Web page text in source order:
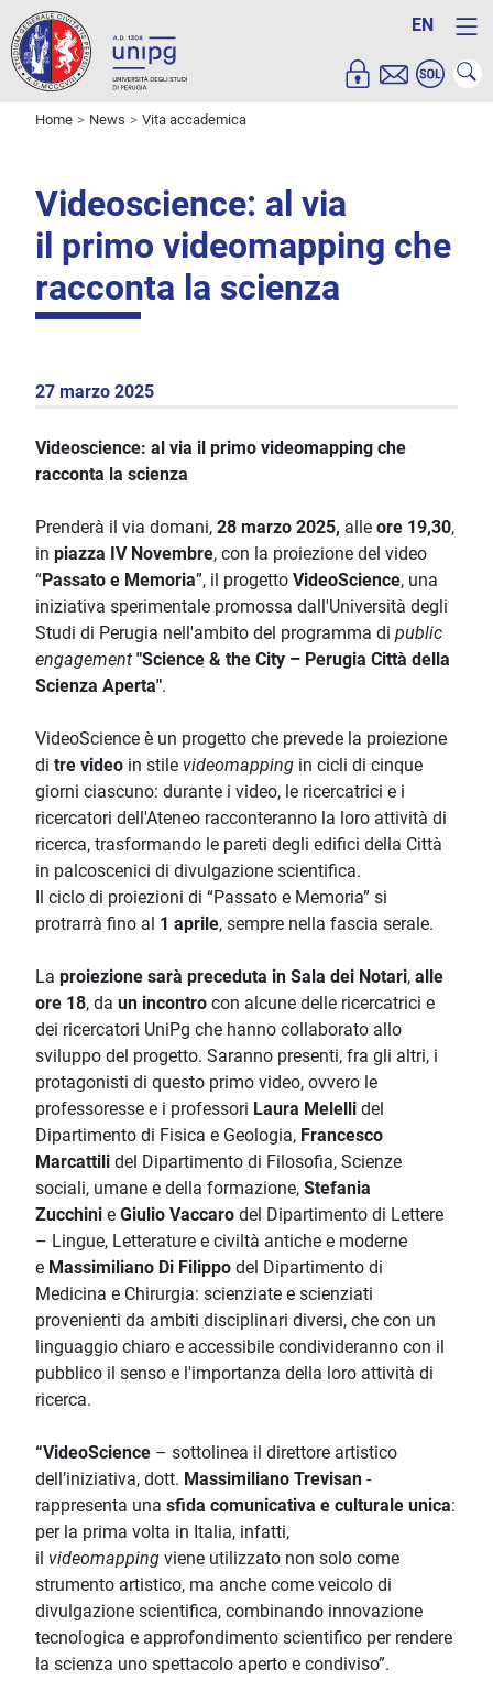
EN
Home News Vita accademica
Videoscience: al via
il primo videomapping che
racconta la scienza
27 marzo 2025
Videoscience: al via il primo videomapping che
racconta la scienza
Prenderà il via domani, 28 marzo 2025, alle ore 19,30,
in piazza IV Novembre, con la proiezione del video
“Passato e Memoria”, il progetto VideoScience, una
iniziativa sperimentale promossa dall'Università degli
Studi di Perugia nell'ambito del programma di public
engagement "Science & the City – Perugia Città della
Scienza Aperta".
VideoScience è un progetto che prevede la proiezione
di tre video in stile videomapping in cicli di cinque
giorni ciascuno: durante i video, le ricercatrici e i
ricercatori dell'Ateneo racconteranno la loro attività di
ricerca, trasformando le pareti degli edifici della Città
in palcoscenici di divulgazione scientifica.
Il ciclo di proiezioni di “Passato e Memoria” si
protrarrà fino al 1 aprile, sempre nella fascia serale.
La proiezione sarà preceduta in Sala dei Notari, alle
ore 18, da un incontro con alcune delle ricercatrici e
dei ricercatori UniPg che hanno collaborato allo
sviluppo del progetto. Saranno presenti, fra gli altri, i
protagonisti di questo primo video, ovvero le
professoresse e i professori Laura Melelli del
Dipartimento di Fisica e Geologia, Francesco
Marcattili del Dipartimento di Filosofia, Scienze
sociali, umane e della formazione, Stefania
Zucchini e Giulio Vaccaro del Dipartimento di Lettere
– Lingue, Letterature e civiltà antiche e moderne
e Massimiliano Di Filippo del Dipartimento di
Medicina e Chirurgia: scienziate e scienziati
provenienti da ambiti disciplinari diversi, che con un
linguaggio chiaro e accessibile condivideranno con il
pubblico il senso e l'importanza della loro attività di
ricerca.
“VideoScience – sottolinea il direttore artistico
dell’iniziativa, dott. Massimiliano Trevisan -
rappresenta una sfida comunicativa e culturale unica:
per la prima volta in Italia, infatti,
il videomapping viene utilizzato non solo come
strumento artistico, ma anche come veicolo di
divulgazione scientifica, combinando innovazione
tecnologica e approfondimento scientifico per rendere
la scienza uno spettacolo aperto e condiviso”.